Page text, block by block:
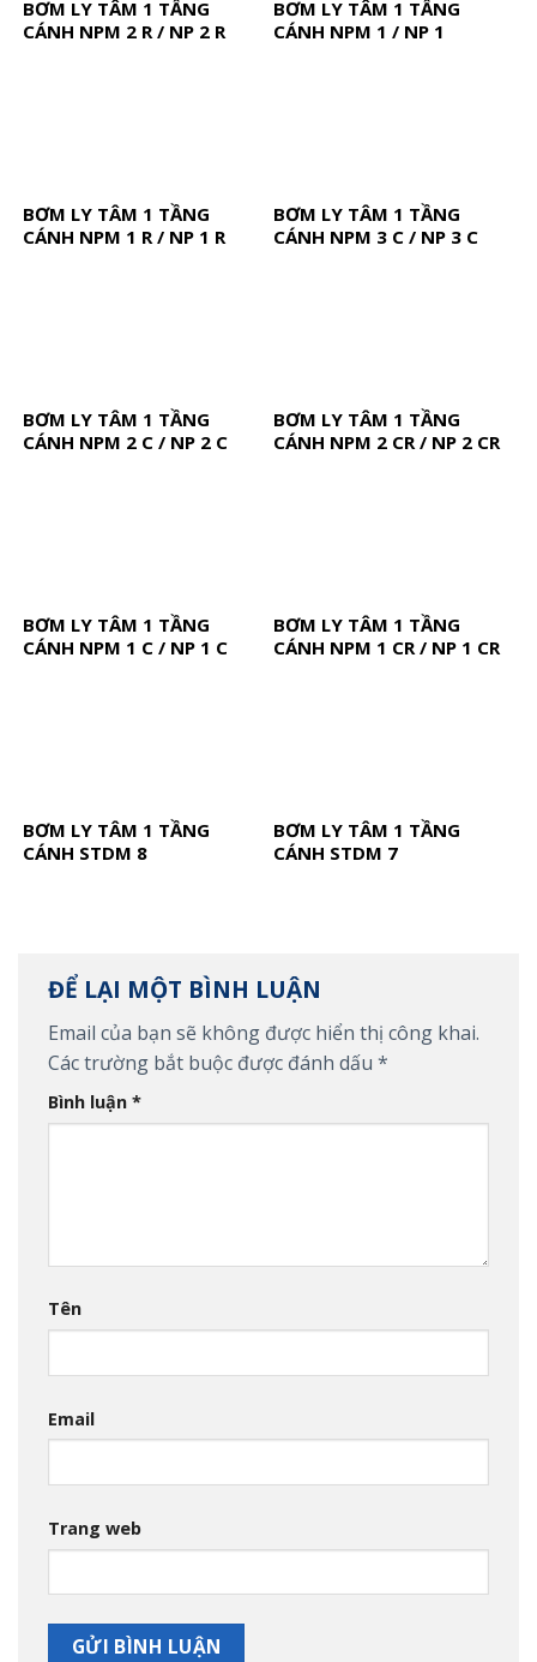
BƠM LY TÂM 1 TẦNG
CÁNH NPM 2 R / NP 2 R
BƠM LY TÂM 1 TẦNG
CÁNH NPM 1 / NP 1
BƠM LY TÂM 1 TẦNG
CÁNH NPM 1 R / NP 1 R
BƠM LY TÂM 1 TẦNG
CÁNH NPM 3 C / NP 3 C
BƠM LY TÂM 1 TẦNG
CÁNH NPM 2 C / NP 2 C
BƠM LY TÂM 1 TẦNG
CÁNH NPM 2 CR / NP 2 CR
BƠM LY TÂM 1 TẦNG
CÁNH NPM 1 C / NP 1 C
BƠM LY TÂM 1 TẦNG
CÁNH NPM 1 CR / NP 1 CR
BƠM LY TÂM 1 TẦNG
CÁNH STDM 8
BƠM LY TÂM 1 TẦNG
CÁNH STDM 7
ĐỂ LẠI MỘT BÌNH LUẬN
Email của bạn sẽ không được hiển thị công khai.
Các trường bắt buộc được đánh dấu *
Bình luận *
Tên
Email
Trang web